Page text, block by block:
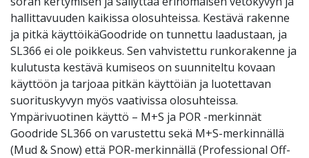
hallittavuuden kaikissa olosuhteissa. Kestävä rakenne
ja pitkä käyttöikäGoodride on tunnettu laadustaan, ja
SL366 ei ole poikkeus. Sen vahvistettu runkorakenne ja
kulutusta kestävä kumiseos on suunniteltu kovaan
käyttöön ja tarjoaa pitkän käyttöiän ja luotettavan
suorituskyvyn myös vaativissa olosuhteissa.
Ympärivuotinen käyttö – M+S ja POR -merkinnät
Goodride SL366 on varustettu sekä M+S-merkinnällä
(Mud & Snow) että POR-merkinnällä (Professional Off-